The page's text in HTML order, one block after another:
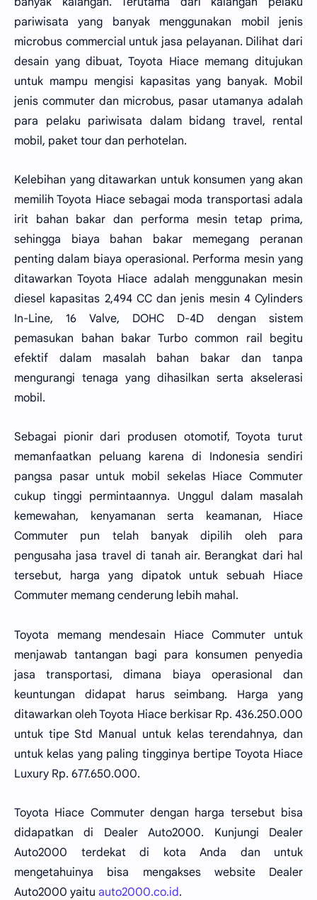
pariwisata yang banyak menggunakan mobil jenis
microbus commercial untuk jasa pelayanan. Dilihat dari
desain yang dibuat, Toyota Hiace memang ditujukan
untuk mampu mengisi kapasitas yang banyak. Mobil
jenis commuter dan microbus, pasar utamanya adalah
para pelaku pariwisata dalam bidang travel, rental
mobil, paket tour dan perhotelan.
Kelebihan yang ditawarkan untuk konsumen yang akan
memilih Toyota Hiace sebagai moda transportasi adala
irit bahan bakar dan performa mesin tetap prima,
sehingga biaya bahan bakar memegang peranan
penting dalam biaya operasional. Performa mesin yang
ditawarkan Toyota Hiace adalah menggunakan mesin
diesel kapasitas 2,494 CC dan jenis mesin 4 Cylinders
In-Line, 16 Valve, DOHC D-4D dengan sistem
pemasukan bahan bakar Turbo common rail begitu
efektif dalam masalah bahan bakar dan tanpa
mengurangi tenaga yang dihasilkan serta akselerasi
mobil.
Sebagai pionir dari produsen otomotif, Toyota turut
memanfaatkan peluang karena di Indonesia sendiri
pangsa pasar untuk mobil sekelas Hiace Commuter
cukup tinggi permintaannya. Unggul dalam masalah
kemewahan, kenyamanan serta keamanan, Hiace
Commuter pun telah banyak dipilih oleh para
pengusaha jasa travel di tanah air. Berangkat dari hal
tersebut, harga yang dipatok untuk sebuah Hiace
Commuter memang cenderung lebih mahal.
Toyota memang mendesain Hiace Commuter untuk
menjawab tantangan bagi para konsumen penyedia
jasa transportasi, dimana biaya operasional dan
keuntungan didapat harus seimbang. Harga yang
ditawarkan oleh Toyota Hiace berkisar Rp. 436.250.000
untuk tipe Std Manual untuk kelas terendahnya, dan
untuk kelas yang paling tingginya bertipe Toyota Hiace
Luxury Rp. 677.650.000.
Toyota Hiace Commuter dengan harga tersebut bisa
didapatkan di Dealer Auto2000. Kunjungi Dealer
Auto2000 terdekat di kota Anda dan untuk
mengetahuinya bisa mengakses website Dealer
Auto2000 yaitu auto2000.co.id.